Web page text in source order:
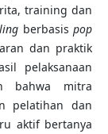
training dan
berbasispop
dan praktik
pelaksanaan
bahwa mitra
pelatihan dan
aktif bertanya